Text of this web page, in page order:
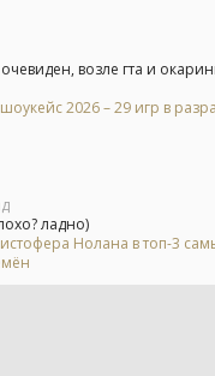
возле гта и
2026 – 29 игр в
ладно)
Нолана в топ-3